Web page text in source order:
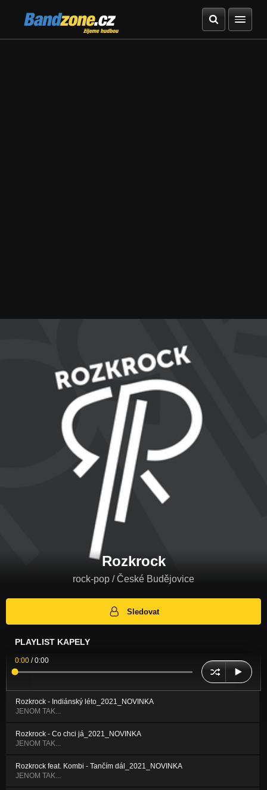
Bandzone.cz
žijeme hudbou
Rozkrock
rock-pop / České Budějovice
Sledovat
PLAYLIST KAPELY
0:00 /0:00
Rozkrock - Indiánský léto_2021_NOVINKA
JENOM TAK...
Rozkrock - Co chci já_2021_NOVINKA
JENOM TAK...
Rozkrock feat. Kombi - Tančím dál_2021_NOVINKA
JENOM TAK...